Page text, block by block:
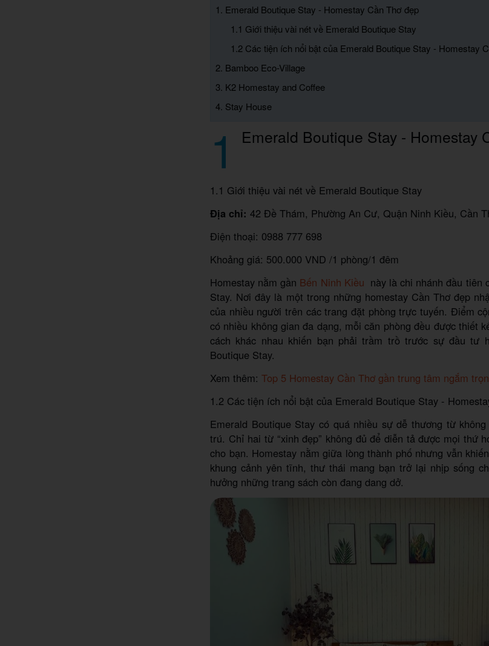
1. Emerald Boutique Stay - Homestay Cần Thơ đẹp
1.1 Giới thiệu vài nét về Emerald Boutique Stay
1.2 Các tiện ích nổi bật của Emerald Boutique Stay - Homestay
2. Bamboo Eco-Village
3. K2 Homestay and Coffee
4. Stay House
1 Emerald Boutique Stay - Homestay
1.1 Giới thiệu vài nét về Emerald Boutique Stay
Địa chỉ: 42 Đề Thám, Phường An Cư, Quận Ninh Kiều, Cần
Điện thoại: 0988 777 698
Khoảng giá: 500.000 VND /1 phòng/1 đêm
Homestay nằm gần Bến Ninh Kiều này là chi nhánh đầu tiên
Stay. Nơi đây là một trong những homestay Cần Thơ đẹp
của nhiều người trên các trang đặt phòng trực tuyến. Điểm
có nhiều không gian đa dạng, mỗi căn phòng đều được thiết
cách khác nhau khiến bạn phải trầm trồ trước sự đầu tư
Boutique Stay.
Xem thêm: Top 5 Homestay Cần Thơ gần trung tâm ngắm
1.2 Các tiện ích nổi bật của Emerald Boutique Stay -
Emerald Boutique Stay có quá nhiều sự dễ thương từ
trú. Chỉ hai từ “xinh đẹp” không đủ để diễn tả được mọi thứ
cho bạn. Homestay nằm giữa lòng thành phố nhưng vẫn
khung cảnh yên tĩnh, thư thái mang bạn trở lại nhịp sống
hưởng những trang sách còn đang dang dở.